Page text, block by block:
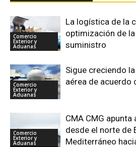
Comercio
Exterior y
Aduanas
La logística de la
optimización de
suministro
Comercio
Exterior y
Aduanas
Sigue creciendo
aérea de acuerdo
Comercio
Exterior y
Aduanas
CMA CMG
desde el norte de
Mediterráneo